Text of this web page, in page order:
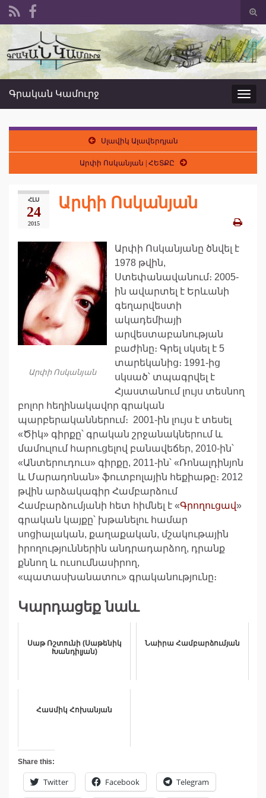
form
Search for:
Գրական Կամուրջ
Սլավիկ Ալավերդյան
Արփի Ոսկանյան | ՀԵՏՔԸ
ՀԼՍ
24
2015
Արփի Ոսկանյան
Արփի Ոսկանյան
Արփի Ոսկանյանը ծնվել է
1978 թվին,
Ստեփանավանում։ 2005-
ին ավարտել է Երևանի
գեղարվեստի
ակադեմիայի
արվեստաբանության
բաժինը։ Գրել սկսել է 5
տարեկանից։ 1991-ից
սկսած՝ տպագրվել է
Հյաստանում լույս տեսնող
բոլոր հեղինակավոր գրական
պարբերականներում։ 2001-ին լույս է տեսել
«Ծիկ» գիրքը՝ գրական շրջանակներում և
մամուլում հարուցելով բանավեճեր, 2010-ին՝
«Անտերուդուս» գիրքը, 2011-ին՝ «Ռոնալդինյոն
և Մարադոնան» ֆուտբոլային հեքիաթը։ 2012
թվին արձակագիր Համբարձում
Համբարձումյանի հետ հիմնել է «Գրողուցավ»
գրական կայքը՝ խթանելու համար
սոցիալական, քաղաքական, մշակութային
իրողություններին անդրադարձող, դրանք
քննող և ուսումնասիրող,
«պատասխանատու» գրականությունը։
Կարդացեք նաև
Սաթ Ռշտունի (Սաթենիկ
Խանդիլյան)
Նաիրա Համբարձումյան
Հասմիկ Հոխանյան
Share this:
Twitter Facebook Telegram